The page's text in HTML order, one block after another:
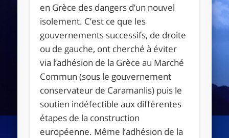
en Grèce des dangers d’un nouvel
isolement. C’est ce que les
gouvernements successifs, de droite
ou de gauche, ont cherché à éviter
via l’adhésion de la Grèce au Marché
Commun (sous le gouvernement
conservateur de Caramanlis) puis le
soutien indéfectible aux différentes
étapes de la construction
européenne. Même l’adhésion de la